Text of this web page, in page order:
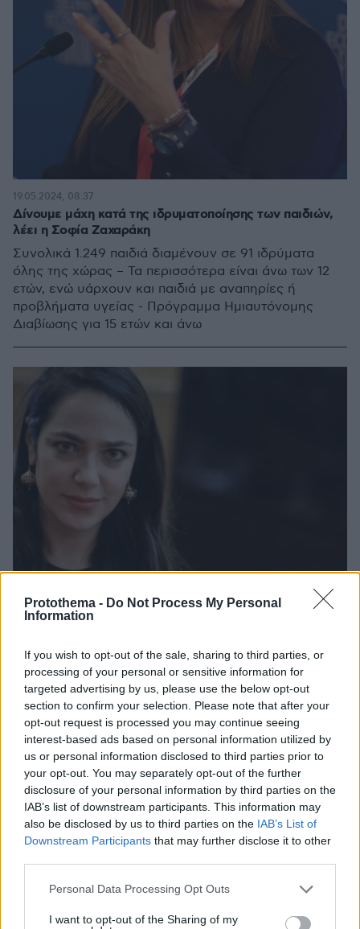
Protothema - Do Not Process My Personal
Information
If you wish to opt-out of the sale, sharing to third parties, or
processing of your personal or sensitive information for
targeted advertising by us, please use the below opt-out
section to confirm your selection. Please note that after your
opt-out request is processed you may continue seeing
interest-based ads based on personal information utilized by
us or personal information disclosed to third parties prior to
your opt-out. You may separately opt-out of the further
disclosure of your personal information by third parties on the
IAB’s list of downstream participants. This information may
also be disclosed by us to third parties on the IAB’s List of
Downstream Participants that may further disclose it to other
Please note that this website/app uses one or more Google
not limited to your visit or usage behaviour. You may click to
Personal Data Processing Opt Outs
I want to opt-out of the Sharing of my
Δίνουμε μάχη κατά της ιδρυματοποίησης των παιδιών,
λέει η Σοφία Ζαχαράκη
Συνολικά 1.249 παιδιά διαμένουν σε 91 ιδρύματα
όλης της χώρας – Τα περισσότερα είναι άνω των 12
ετών, ενώ υάρχουν και παιδιά με αναπηρίες ή
προβλήματα υγείας - Πρόγραμμα Ημιαυτόνομης
Διαβίωσης για 15 ετών και άνω
19.05.2024, 08:37
Η Δόμνα Μιχαηλίδου εξηγεί τι είναι ο θεσμός της
επαγγελματικής αναδοχής για τα παιδιά ΑμΕΑ
Σε λιγότερο από τέσσερα χρόνια βγήλαν 1.120 παιδιά
από τα ιδρύματα και υπερδιπλασιάστηκε ο αριθμός
των αναδοχών
23.02.2023, 13:14 1